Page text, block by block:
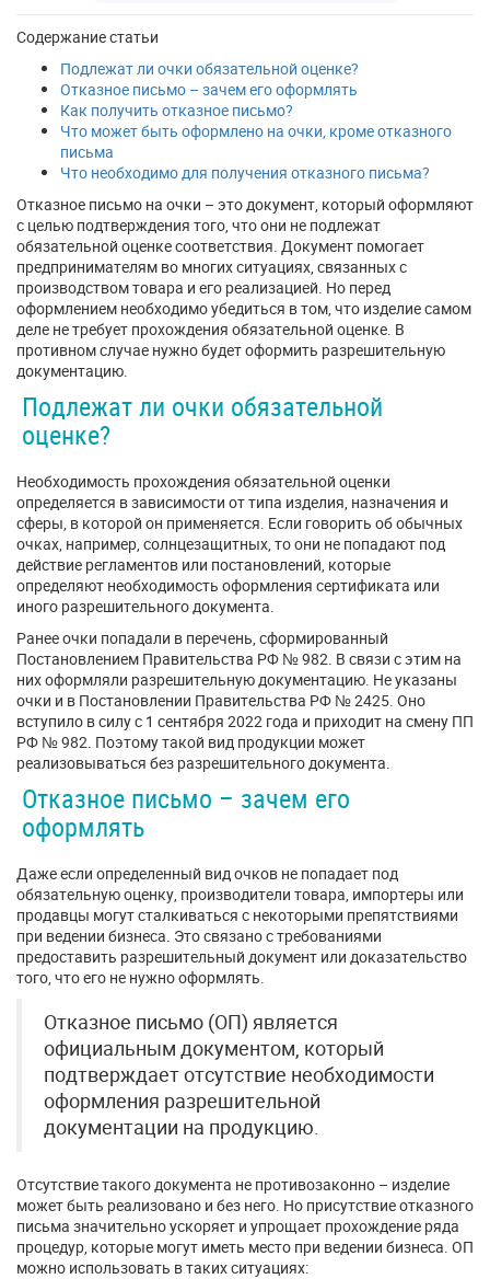
Содержание статьи
Подлежат ли очки обязательной оценке?
Отказное письмо – зачем его оформлять
Как получить отказное письмо?
Что может быть оформлено на очки, кроме отказного
письма
Что необходимо для получения отказного письма?
Отказное письмо на очки – это документ, который оформляют
с целью подтверждения того, что они не подлежат
обязательной оценке соответствия. Документ помогает
предпринимателям во многих ситуациях, связанных с
производством товара и его реализацией. Но перед
оформлением необходимо убедиться в том, что изделие самом
деле не требует прохождения обязательной оценке. В
противном случае нужно будет оформить разрешительную
документацию.
Подлежат ли очки обязательной
оценке?
Необходимость прохождения обязательной оценки
определяется в зависимости от типа изделия, назначения и
сферы, в которой он применяется. Если говорить об обычных
очках, например, солнцезащитных, то они не попадают под
действие регламентов или постановлений, которые
определяют необходимость оформления сертификата или
иного разрешительного документа.
Ранее очки попадали в перечень, сформированный
Постановлением Правительства РФ № 982. В связи с этим на
них оформляли разрешительную документацию. Не указаны
очки и в Постановлении Правительства РФ № 2425. Оно
вступило в силу с 1 сентября 2022 года и приходит на смену ПП
РФ № 982. Поэтому такой вид продукции может
реализовываться без разрешительного документа.
Отказное письмо – зачем его
оформлять
Даже если определенный вид очков не попадает под
обязательную оценку, производители товара, импортеры или
продавцы могут сталкиваться с некоторыми препятствиями
при ведении бизнеса. Это связано с требованиями
предоставить разрешительный документ или доказательство
того, что его не нужно оформлять.
Отказное письмо (ОП) является
официальным документом, который
подтверждает отсутствие необходимости
оформления разрешительной
документации на продукцию.
Отсутствие такого документа не противозаконно – изделие
может быть реализовано и без него. Но присутствие отказного
письма значительно ускоряет и упрощает прохождение ряда
процедур, которые могут иметь место при ведении бизнеса. ОП
можно использовать в таких ситуациях: